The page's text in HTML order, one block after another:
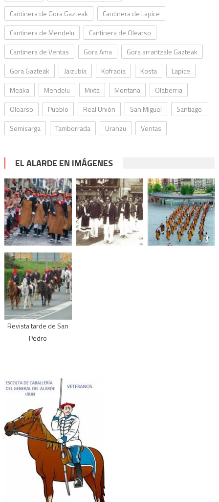
Cantinera de Gora Gazteak
Cantinera de Lapice
Cantinera de Mendelu
Cantinera de Olearso
Cantinera de Ventas
Gora Ama
Gora arrantzale Gazteak
Gora Gazteak
Jaizubía Kofradia Kosta
Lapice
Meaka
Mendelu Mixta Montaña
Olaberria
Olearso
Pueblo Real Unión San Miguel
Santiago
Semisarga
Tamborrada Uranzu Ventas
EL ALARDE EN IMÁGENES
Revista tarde de San
Pedro